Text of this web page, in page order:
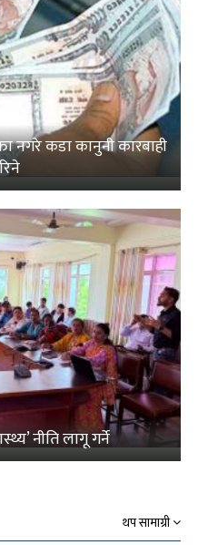
कडा कानुनी कारबाही
नीति लागू गर्ने
थप सामाग्री